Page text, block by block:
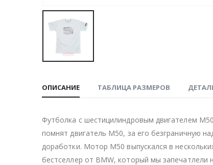
ОПИСАНИЕ ТАБЛИЦА РАЗМЕРОВ
Футболка с шестицилиндровым двигателем
помнят двигатель М50, за его безграничную
доработки. Мотор M50 выпускался в
бестселлер от BMW, который мы запечатлели